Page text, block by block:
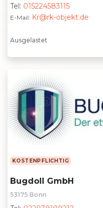
Tel: 015224583115
E-Mail: Kr@rk-objekt.de
Ausgelastet
KOSTENPFLICHTIG
Bugdoll GmbH
53175 Bonn